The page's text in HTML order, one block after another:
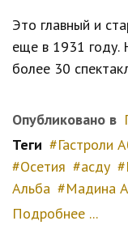
Это главный и
еще в 1931 году.
более 30
Опубликовано в
Теги
Гастроли
Осетия
асду
Альба
Мадина
Подробнее ...